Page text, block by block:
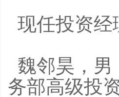
现任投资经
魏邻昊，
务部高级投